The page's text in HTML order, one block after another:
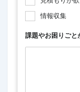
情報収集
課題やお困りごと